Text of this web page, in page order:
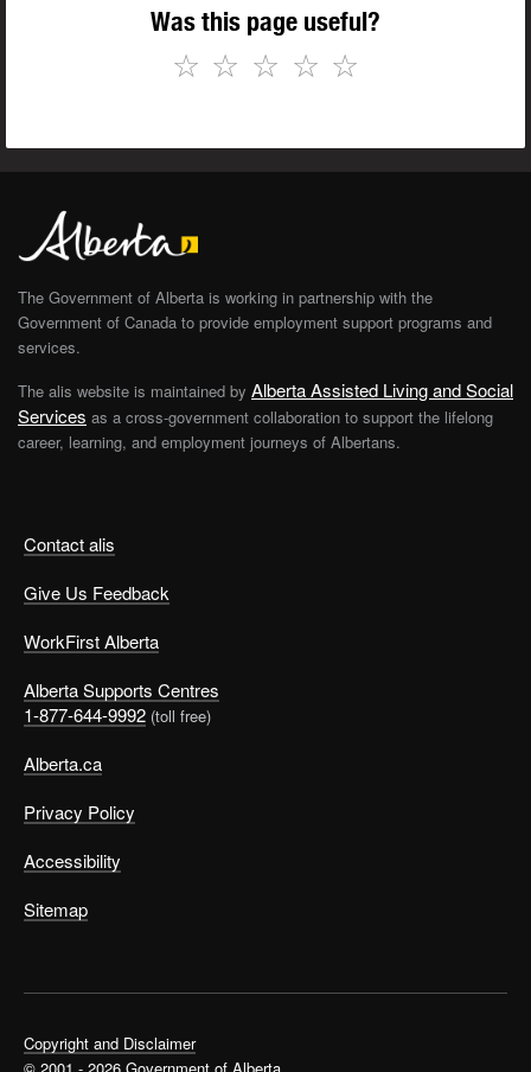
Was this page useful?
☆
☆
☆
☆
☆
Contact alis
Give Us Feedback
WorkFirst Alberta
Alberta Supports Centres
1-877-644-9992 (toll free)
Alberta.ca
Privacy Policy
Accessibility
Sitemap
The Government of Alberta is working in partnership with the
Government of Canada to provide employment support programs and
services.
The alis website is maintained by Alberta Assisted Living and Social
Services as a cross-government collaboration to support the lifelong
career, learning, and employment journeys of Albertans.
Copyright and Disclaimer